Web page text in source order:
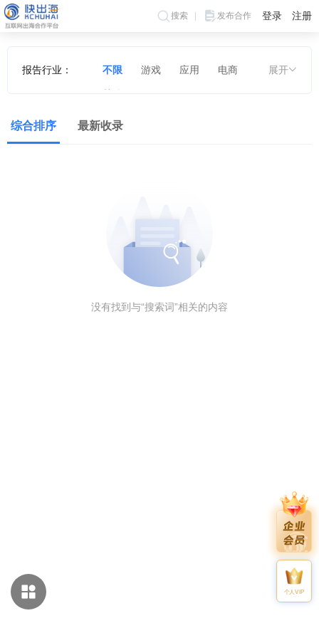
搜索 发布合作 登录 注册
报告行业： 不限 游戏 应用 电商
其他
展开
综合排序 最新收录
没有找到与“搜索词”相关的内容
个人VIP